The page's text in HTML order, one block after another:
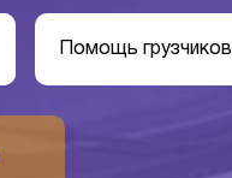
Помощь грузчиков